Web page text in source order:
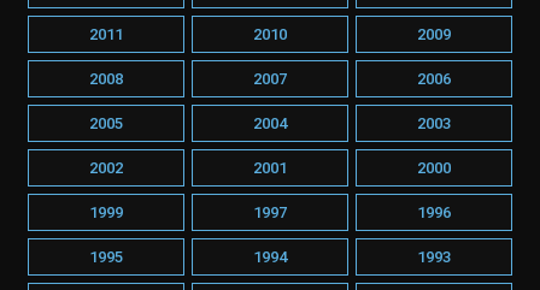
2011 2010 2009
2008 2007 2006
2005 2004 2003
2002 2001 2000
1999 1997 1996
1995 1994 1993